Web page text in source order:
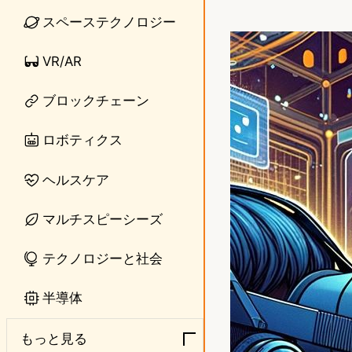
スペーステクノロジー
VR/AR
ブロックチェーン
ロボティクス
ヘルスケア
マルチスピーシーズ
テクノロジーと社会
半導体
もっと見る
n
e
s
t
d
o
n